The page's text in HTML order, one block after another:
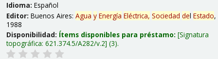
Idioma: Español
Editor: Buenos Aires: Agua y Energía Eléctrica, Sociedad del Estado,
1988
Disponibilidad: Ítems disponibles para préstamo: Signatura
topográfica: 621.374.5/A282/v.2 (3).